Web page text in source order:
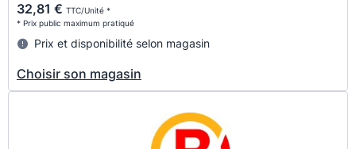
32,81 € TTC/Unité *
* Prix public maximum pratiqué
Prix et disponibilité selon magasin
Choisir son magasin